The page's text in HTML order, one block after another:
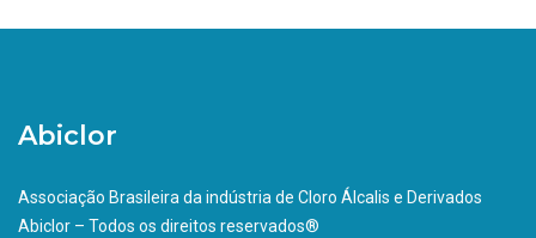
Abiclor
Associação Brasileira da indústria de Cloro Álcalis e Derivados
Abiclor – Todos os direitos reservados®